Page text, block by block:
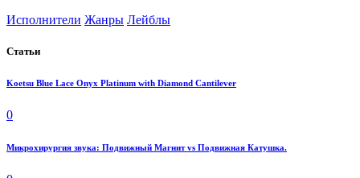
Исполнители Жанры Лейблы
Статьи
Koetsu Blue Lace Onyx Platinum with Diamond Cantilever
0
Микрохирургия звука: Подвижный Магнит vs Подвижная Катушка.